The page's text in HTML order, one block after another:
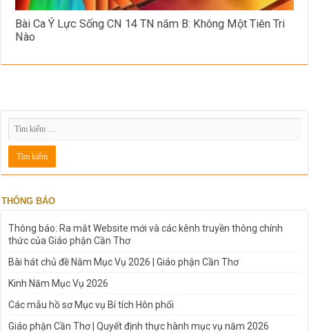
Bài Ca Ý Lực Sống CN 14 TN năm B: Không Một Tiên Tri
Nào
THÔNG BÁO
Thông báo: Ra mắt Website mới và các kênh truyền thông chính
thức của Giáo phận Cần Thơ
Bài hát chủ đề Năm Mục Vụ 2026 | Giáo phận Cần Thơ
Kinh Năm Mục Vụ 2026
Các mẫu hồ sơ Mục vụ Bí tích Hôn phối
Giáo phận Cần Thơ | Quyết định thực hành mục vụ năm 2026